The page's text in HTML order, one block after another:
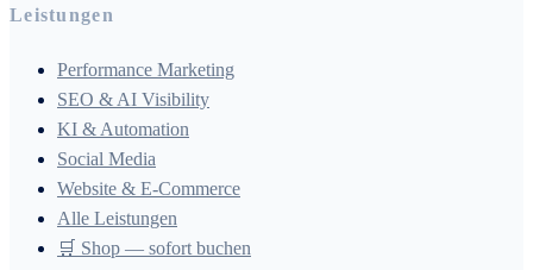
Leistungen
Performance Marketing
SEO & AI Visibility
KI & Automation
Social Media
Website & E-Commerce
Alle Leistungen
🛒 Shop — sofort buchen